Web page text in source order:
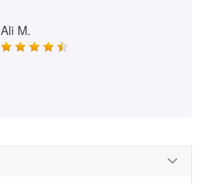
Ali M.